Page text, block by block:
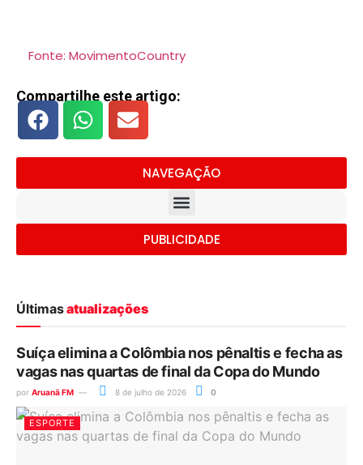
Fonte: MovimentoCountry
Compartilhe este artigo:
NAVEGAÇÃO
PUBLICIDADE
Últimasatualizações
Suíça elimina a Colômbia nos pênaltis e fecha as
vagas nas quartas de final da Copa do Mundo
por Aruanã FM 8 de julho de 2026 0
ESPORTE